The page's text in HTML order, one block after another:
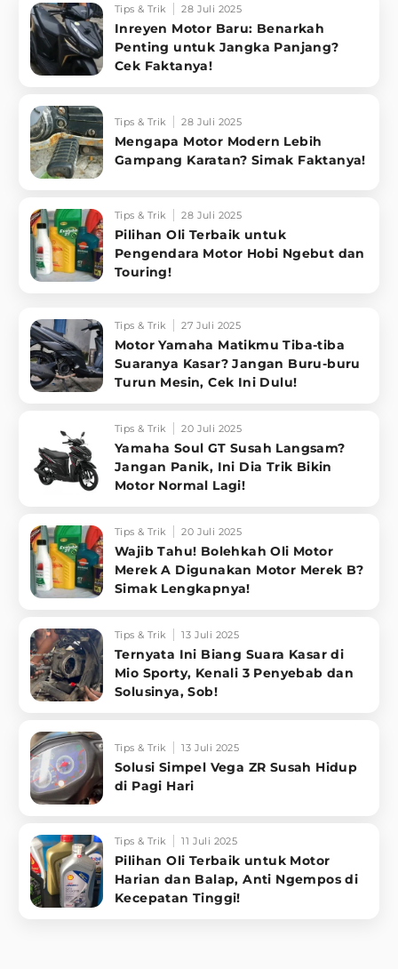
Tips & Trik 28 Juli 2025
Inreyen Motor Baru: Benarkah
Penting untuk Jangka Panjang?
Cek Faktanya!
Tips & Trik 28 Juli 2025
Mengapa Motor Modern Lebih
Gampang Karatan? Simak Faktanya!
Tips & Trik 28 Juli 2025
Pilihan Oli Terbaik untuk
Pengendara Motor Hobi Ngebut dan
Touring!
Tips & Trik 27 Juli 2025
Motor Yamaha Matikmu Tiba-tiba
Suaranya Kasar? Jangan Buru-buru
Turun Mesin, Cek Ini Dulu!
Tips & Trik 20 Juli 2025
Yamaha Soul GT Susah Langsam?
Jangan Panik, Ini Dia Trik Bikin
Motor Normal Lagi!
Tips & Trik 20 Juli 2025
Wajib Tahu! Bolehkah Oli Motor
Merek A Digunakan Motor Merek B?
Simak Lengkapnya!
Tips & Trik 13 Juli 2025
Ternyata Ini Biang Suara Kasar di
Mio Sporty, Kenali 3 Penyebab dan
Solusinya, Sob!
Tips & Trik 13 Juli 2025
Solusi Simpel Vega ZR Susah Hidup
di Pagi Hari
Tips & Trik 11 Juli 2025
Pilihan Oli Terbaik untuk Motor
Harian dan Balap, Anti Ngempos di
Kecepatan Tinggi!